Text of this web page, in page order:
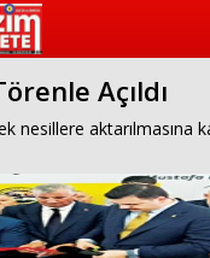
Açıldı
nesillere